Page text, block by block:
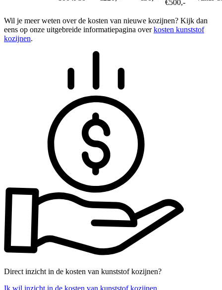
€500,-
Wil je meer weten over de kosten van nieuwe kozijnen? Kijk dan
eens op onze uitgebreide informatiepagina overkosten kunststof
kozijnen.
Direct inzicht in de kosten van kunststof kozijnen?
Ik wil inzicht in de kosten van kunststof kozijnen